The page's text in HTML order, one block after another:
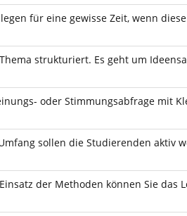
für eine gewisse Zeit, wenn
strukturiert. Es geht um
oder Stimmungsabfrage mit
sollen die Studierenden aktiv
der Methoden können Sie das